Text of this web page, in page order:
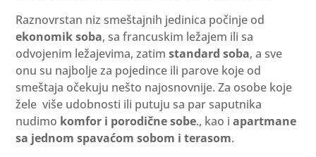
Raznovrstan niz smeštajnih jedinica počinje od
ekonomik soba, sa francuskim ležajem ili sa
odvojenim ležajevima, zatimstandard soba, a sve
onu su najbolje za pojedince ili parove koje od
smeštaja očekuju nešto najosnovnije. Za osobe koje
žele više udobnosti ili putuju sa par saputnika
nudimo komfor i porodične sobe., kao iapartmane
sa jednom spavaćom sobom i terasom.